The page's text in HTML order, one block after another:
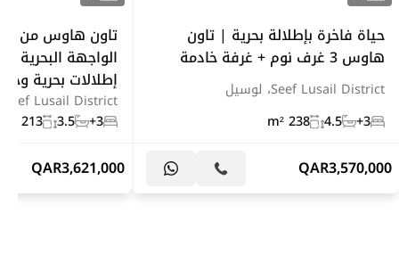
حياة فاخرة بإطلالة بحرية | تاون
هاوس 3 غرف نوم + غرفة خادمة
Seef Lusail District، لوسيل
3+
4.5
238 m²
3,570,000
QAR
الواجهة
إطلالات بحرية
Seef Lusail District، لوسيل
3+
3.5
213 m²
3,621,000
QAR